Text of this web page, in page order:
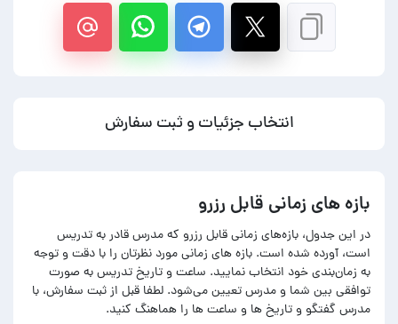
انتخاب جزئیات و ثبت سفارش
بازه های زمانی قابل رزرو
در این جدول، بازه‌های زمانی قابل رزرو که مدرس قادر به تدریس
است، آورده شده است. بازه های زمانی مورد نظرتان را با دقت و توجه
به زمان‌بندی خود انتخاب نمایید. ساعت و تاریخ تدریس به صورت
توافقی بین شما و مدرس تعیین می‌شود. لطفا قبل از ثبت سفارش، با
مدرس گفتگو و تاریخ ها و ساعت ها را هماهنگ کنید.